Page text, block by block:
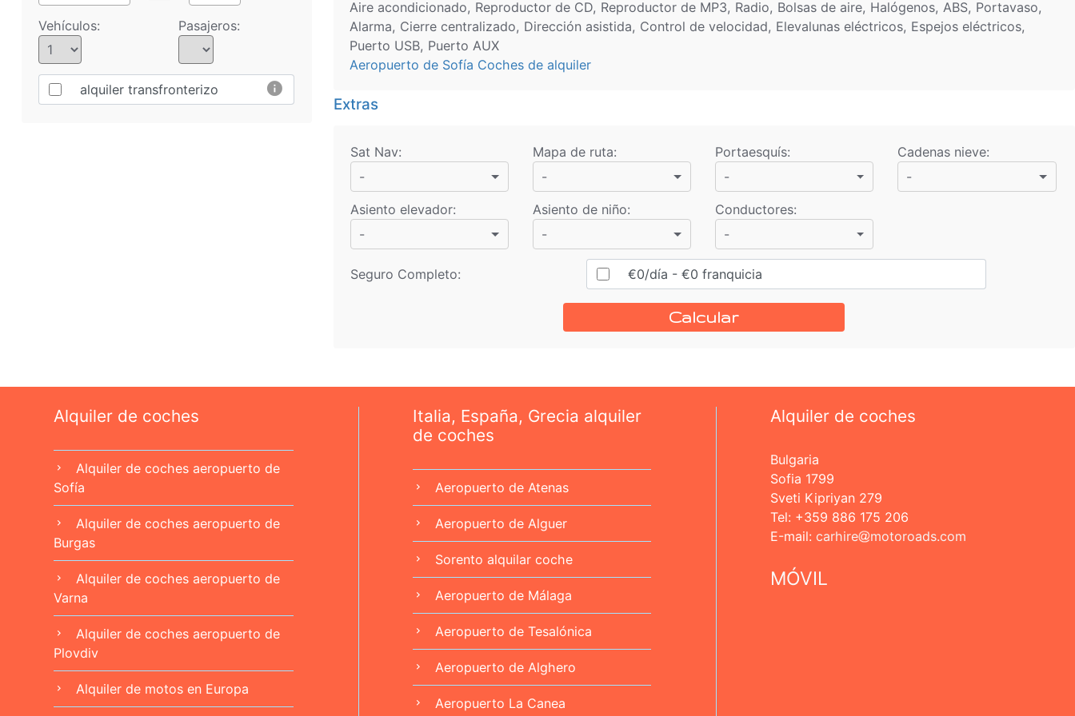
Vehículos: Pasajeros:
alquiler transfronterizo info
Aire acondicionado, Reproductor de CD, Reproductor de MP3, Radio, Bolsas de aire, Halógenos, ABS, Portavaso,
Alarma, Cierre centralizado, Dirección asistida, Control de velocidad, Elevalunas eléctricos, Espejos eléctricos,
Puerto USB, Puerto AUX
Aeropuerto de Sofía Coches de alquiler
Extras
Sat Nav:
-
Mapa de ruta:
-
Portaesquís:
-
Cadenas nieve:
-
Asiento elevador:
-
Asiento de niño:
-
Conductores:
-
Seguro Completo: €0/día - €0 franquicia
Calcular
Alquiler de coches
chevron_right
Alquiler de coches aeropuerto de
Sofía
chevron_right
Alquiler de coches aeropuerto de
Burgas
chevron_right
Alquiler de coches aeropuerto de
Varna
chevron_right
Alquiler de coches aeropuerto de
Plovdiv
chevron_right Alquiler de motos en Europa
Italia, España, Grecia alquiler
de coches
chevron_right Aeropuerto de Atenas
chevron_right Aeropuerto de Alguer
chevron_right Sorento alquilar coche
chevron_right Aeropuerto de Málaga
chevron_right Aeropuerto de Tesalónica
chevron_right Aeropuerto de Alghero
chevron_right Aeropuerto La Canea
Alquiler de coches
Bulgaria
Sofia 1799
Sveti Kipriyan 279
Tel: +359 886 175 206
Е-mail:carhire motoroads.com
MÓVIL